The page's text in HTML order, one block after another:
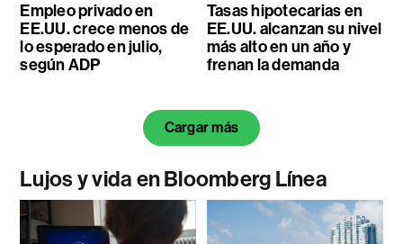
Empleo privado en
EE.UU. crece menos de
lo esperado en julio,
según ADP
Tasas hipotecarias en
EE.UU. alcanzan su nivel
más alto en un año y
frenan la demanda
Cargar más
Lujos y vida en Bloomberg Línea